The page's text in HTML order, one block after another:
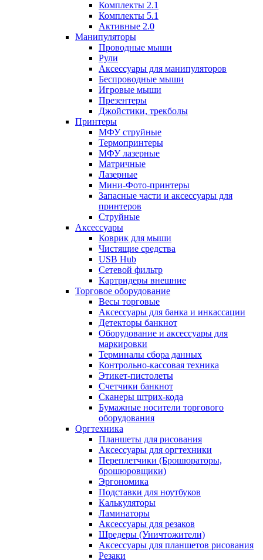
Комплекты 2.1
Комплекты 5.1
Активные 2.0
Манипуляторы
Проводные мыши
Рули
Аксессуары для манипуляторов
Беспроводные мыши
Игровые мыши
Презентеры
Джойстики, трекболы
Принтеры
МФУ струйные
Термопринтеры
МФУ лазерные
Матричные
Лазерные
Мини-Фото-принтеры
Запасные части и аксессуары для
принтеров
Струйные
Аксессуары
Коврик для мыши
Чистящие средства
USB Hub
Сетевой фильтр
Картридеры внешние
Торговое оборудование
Весы торговые
Аксессуары для банка и инкассации
Детекторы банкнот
Оборудование и аксессуары для
маркировки
Терминалы сбора данных
Контрольно-кассовая техника
Этикет-пистолеты
Счетчики банкнот
Сканеры штрих-кода
Бумажные носители торгового
оборудования
Оргтехника
Планшеты для рисования
Аксессуары для оргтехники
Переплетчики (Брошюраторы,
брошюровщики)
Эргономика
Подставки для ноутбуков
Калькуляторы
Ламинаторы
Аксессуары для резаков
Шредеры (Уничтожители)
Аксессуары для планшетов рисования
Резаки